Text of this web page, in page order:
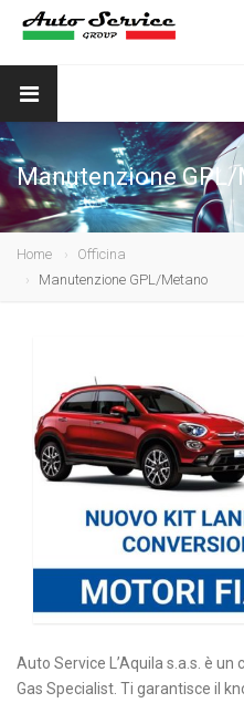
Manutenzione
Home
Officina
Manutenzione GPL/Metano
Auto Service L’Aquila s.a.s. è
Gas Specialist. Ti garantisce il